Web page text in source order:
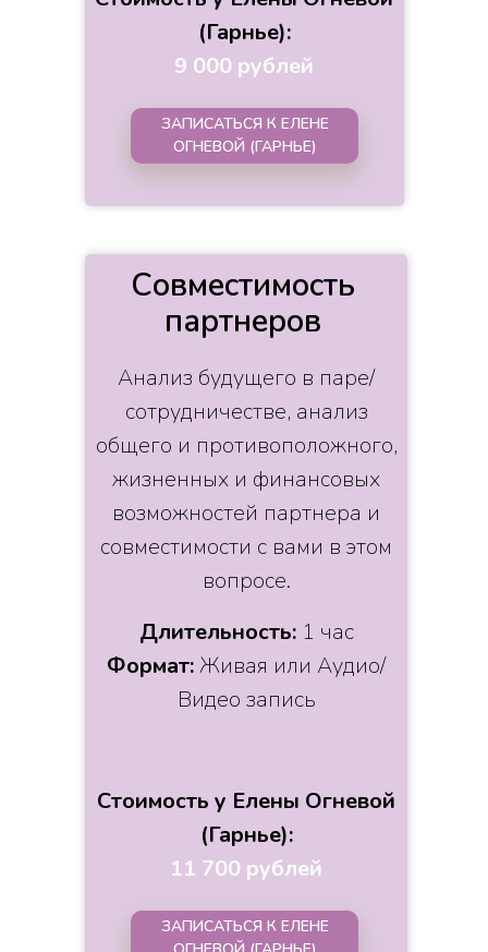
(Гарнье):
9 000 рублей
Совместимость
партнеров
Длительность:1 час
Формат:Живая или Аудио/
Видео запись
Стоимость у Елены Огневой
(Гарнье):
11 700 рублей
ЗАПИСАТЬСЯ К ЕЛЕНЕ
ОГНЕВОЙ (ГАРНЬЕ)
ЗАПИСАТЬСЯ К ЕЛЕНЕ
Анализ будущего в паре/
сотрудничестве, анализ
общего и противоположного,
жизненных и финансовых
возможностей партнера и
совместимости с вами в этом
вопросе.